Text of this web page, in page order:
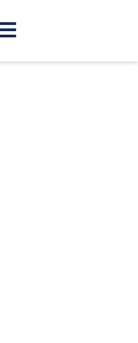
Flyout